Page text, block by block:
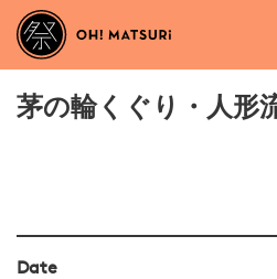
茅の輪くぐり・人形
Date